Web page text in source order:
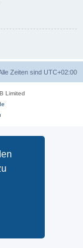
Zeiten sind UTC+02:00
Limited